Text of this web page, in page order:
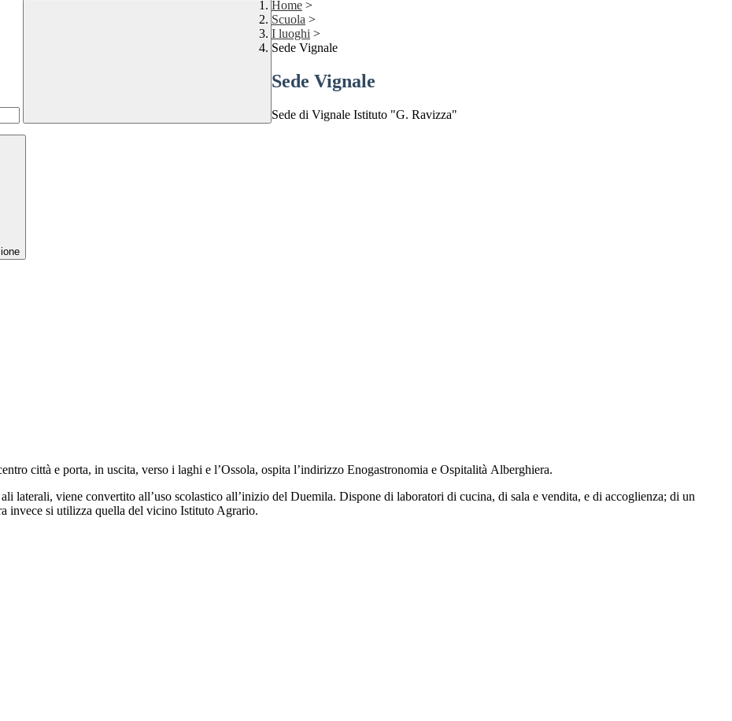
Home >
Scuola >
I luoghi >
Sede Vignale
Sede Vignale
Sede di Vignale Istituto "G. Ravizza"
città e porta, in uscita, verso i laghi e l’Ossola, ospita l’indirizzo Enogastronomia e Ospitalità Alberghiera.
laterali, viene convertito all’uso scolastico all’inizio del Duemila. Dispone di laboratori di cucina, di sala e vendita, e di accoglienza; di un
invece si utilizza quella del vicino Istituto Agrario.